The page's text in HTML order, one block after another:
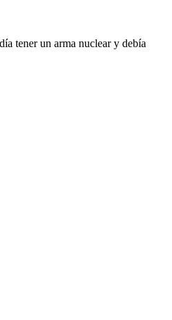
tener un arma nuclear y debía